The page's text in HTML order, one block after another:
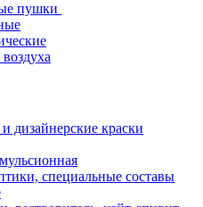
пушки
дизайнерские краски
специальные составы